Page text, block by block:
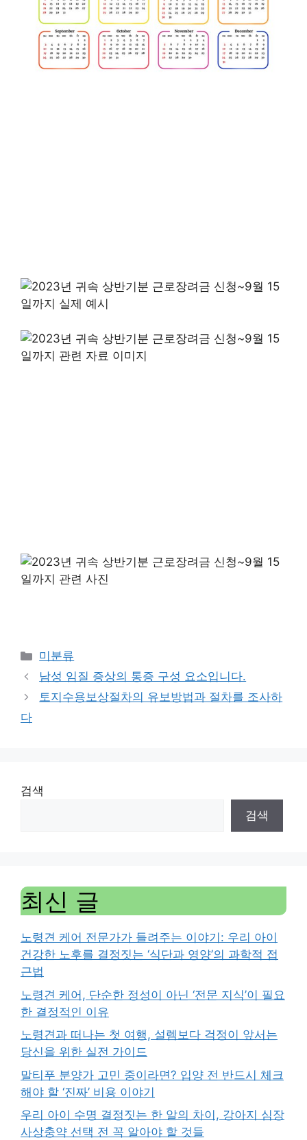
Categories
미분류
남성 임질 증상의 통증 구성 요소입니다.
토지수용보상절차의 유보방법과 절차를 조사하
다
검색
검색
최신 글
노령견 케어 전문가가 들려주는 이야기: 우리 아이
건강한 노후를 결정짓는 ‘식단과 영양’의 과학적 접
근법
노령견 케어, 단순한 정성이 아닌 ‘전문 지식’이 필요
한 결정적인 이유
노령견과 떠나는 첫 여행, 설렘보다 걱정이 앞서는
당신을 위한 실전 가이드
말티푸 분양가 고민 중이라면? 입양 전 반드시 체크
해야 할 ‘진짜’ 비용 이야기
우리 아이 수명 결정짓는 한 알의 차이, 강아지 심장
사상충약 선택 전 꼭 알아야 할 것들